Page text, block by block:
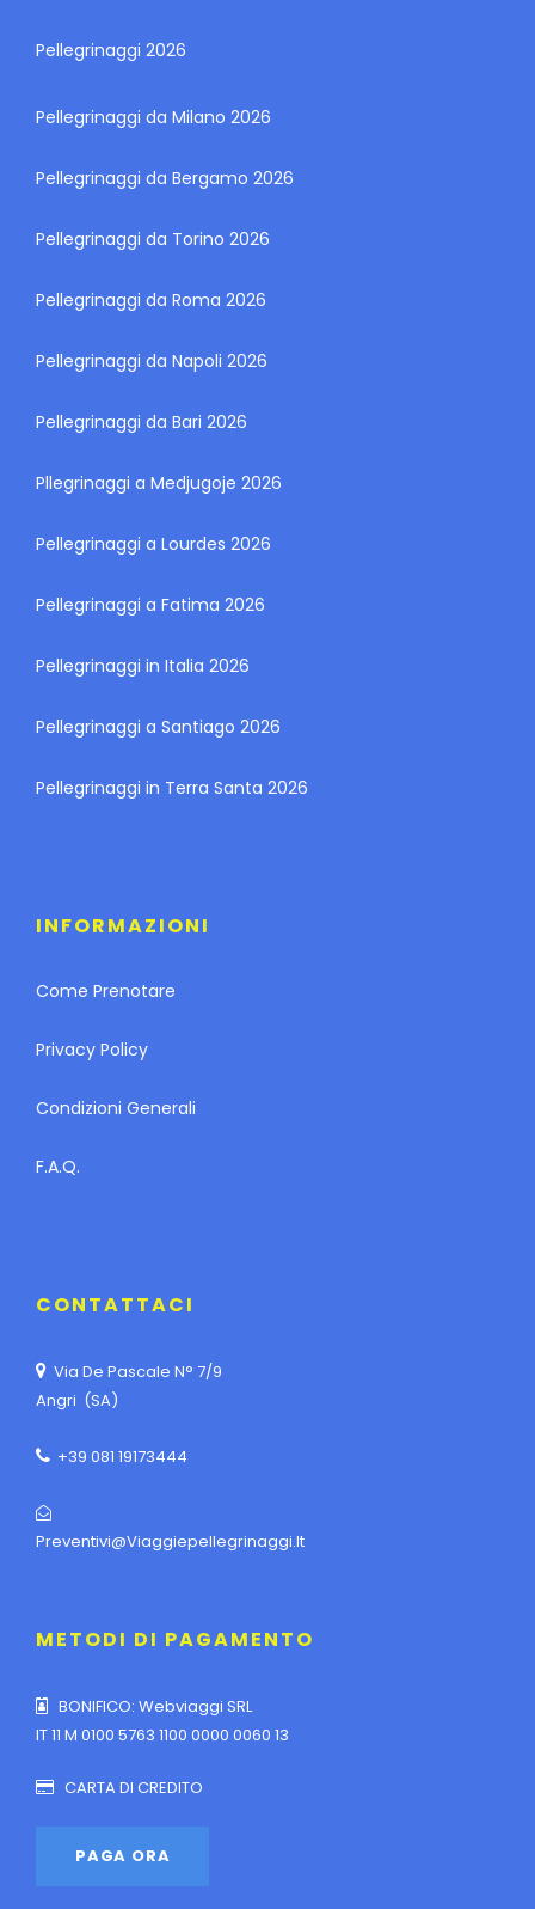
Pellegrinaggi 2026
Pellegrinaggi da Milano 2026
Pellegrinaggi da Bergamo 2026
Pellegrinaggi da Torino 2026
Pellegrinaggi da Roma 2026
Pellegrinaggi da Napoli 2026
Pellegrinaggi da Bari 2026
Pllegrinaggi a Medjugoje 2026
Pellegrinaggi a Lourdes 2026
Pellegrinaggi a Fatima 2026
Pellegrinaggi in Italia 2026
Pellegrinaggi a Santiago 2026
Pellegrinaggi in Terra Santa 2026
INFORMAZIONI
Come Prenotare
Privacy Policy
Condizioni Generali
F.A.Q.
CONTATTACI
Via De Pascale N° 7/9
Angri (SA)
+39 081 19173444
Preventivi@viaggiepellegrinaggi.it
METODI DI PAGAMENTO
BONIFICO: Webviaggi SRL
IT 11 M 0100 5763 1100 0000 0060 13
CARTA DI CREDITO